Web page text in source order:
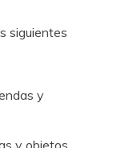
siguientes
y
y objetos